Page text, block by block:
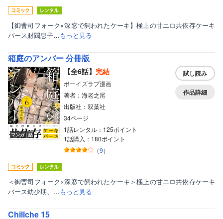
【御曹司フォーク×深窓で飼われたケーキ】極上の甘エロ共依存ケーキ
バース財閥息子…もっと見る
箱庭のアンバー 分冊版
マンガ｜話
【全6話】 完結
ボーイズラブ漫画
著者：海老之尾
出版社：双葉社
34ページ
1話レンタル：125ポイント
1話購入：180ポイント
（9）
試し読み
作品詳細
＜御曹司フォーク×深窓で飼われたケーキ＞極上の甘エロ共依存ケーキ
バース幼少期、…もっと見る
Chillche 15
女性写真集